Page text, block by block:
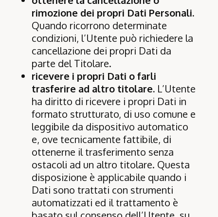
rimozione dei propri Dati Personali.
Quando ricorrono determinate
condizioni, l’Utente può richiedere la
cancellazione dei propri Dati da
parte del Titolare.
ricevere i propri Dati o farli
trasferire ad altro titolare.L’Utente
ha diritto di ricevere i propri Dati in
formato strutturato, di uso comune e
leggibile da dispositivo automatico
e, ove tecnicamente fattibile, di
ottenerne il trasferimento senza
ostacoli ad un altro titolare. Questa
disposizione è applicabile quando i
Dati sono trattati con strumenti
automatizzati ed il trattamento è